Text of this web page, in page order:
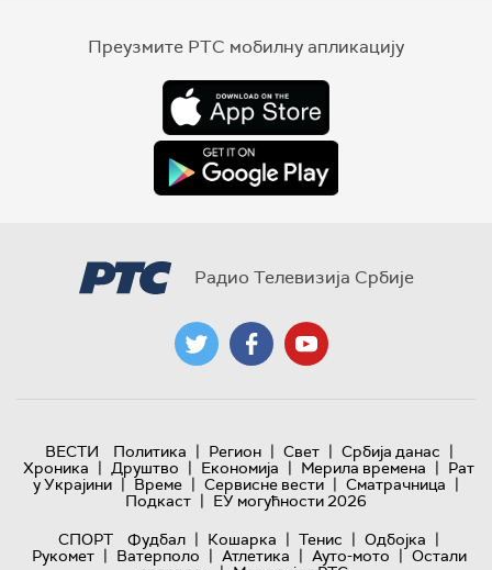
Преузмите РТС мобилну апликацију
Радио Телевизија Србије
ВЕСТИ Политика | Регион | Свет | Србија данас |
Хроника | Друштво | Економија | Мерила времена | Рат
у Украјини | Време | Сервисне вести | Сматрачница |
Подкаст | ЕУ могућности 2026
СПОРТ
Фудбал | Кошарка | Тенис | Одбојка |
Рукомет | Ватерполо | Атлетика | Ауто-мото | Остали